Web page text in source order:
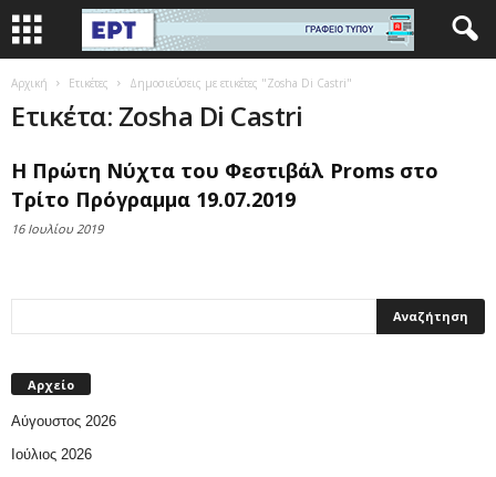
Αρχική Ετικέτες Δημοσιεύσεις με ετικέτες "Zosha Di Castri"
Ετικέτα: Zosha Di Castri
Η Πρώτη Νύχτα του Φεστιβάλ Proms στο
Τρίτο Πρόγραμμα 19.07.2019
16 Ιουλίου 2019
Αρχείο
Αύγουστος 2026
Ιούλιος 2026